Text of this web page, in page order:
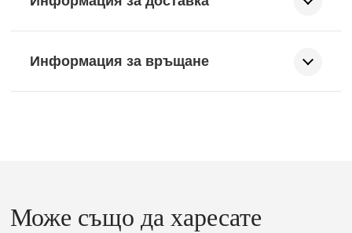
Информация за връщане
Може също да харесате